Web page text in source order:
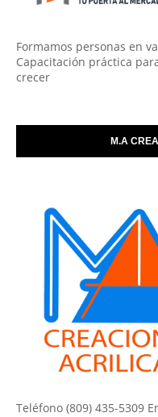
Formamos personas en
Capacitación práctica
crecer
M.A
Teléfono (809) 435-5309